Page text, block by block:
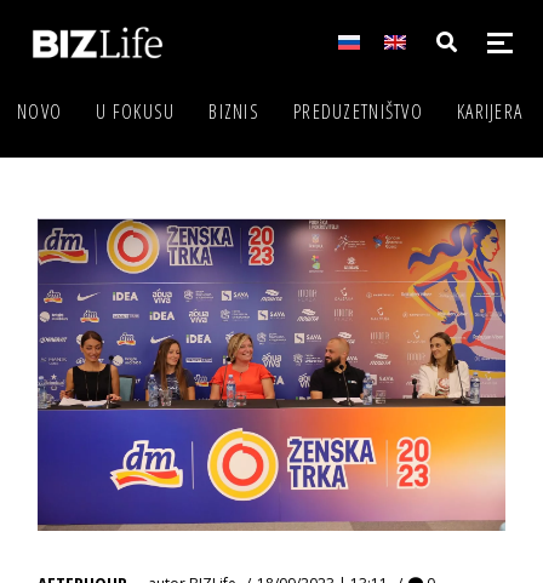
NOVO U FOKUSU BIZNIS PREDUZETNIŠTVO KARIJERA